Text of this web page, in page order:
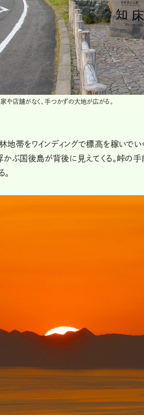
店舗がなく、手つかずの大地が広がる。
帯をワインディングで標高を稼いでい
かぶ国後島が背後に見えてくる。峠の